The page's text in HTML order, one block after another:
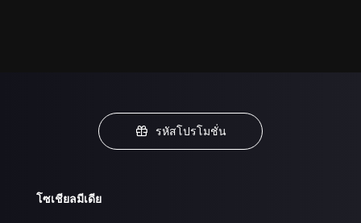
รหัสโปรโมชั่น
โซเชียลมีเดีย